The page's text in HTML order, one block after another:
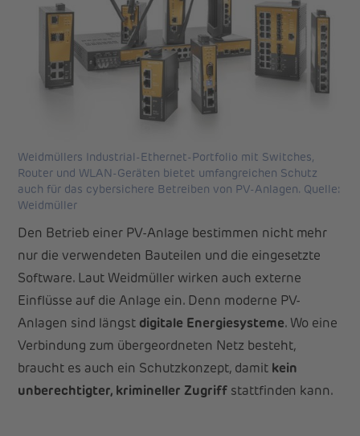
Weidmüllers Industrial-Ethernet-Portfolio mit Switches,
Router und WLAN-Geräten bietet umfangreichen Schutz
auch für das cybersichere Betreiben von PV-Anlagen. Quelle:
Weidmüller
Den Betrieb einer PV-Anlage bestimmen nicht mehr
nur die verwendeten Bauteilen und die eingesetzte
Software. Laut Weidmüller wirken auch externe
Einflüsse auf die Anlage ein. Denn moderne PV-
Anlagen sind längst digitale Energiesysteme. Wo eine
Verbindung zum übergeordneten Netz besteht,
braucht es auch ein Schutzkonzept, damit kein
unberechtigter, krimineller Zugriff stattfinden kann.